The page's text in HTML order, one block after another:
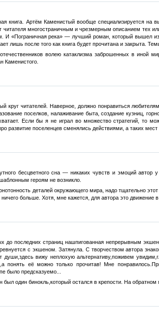
книга. Артём Каменистый вообще специализируется на
многостраничным и чрезмерным описанием тех
И «Пограничная река» — лучший роман, который вышел
лишь после того как книга будет прочитана и закрыта.
волею катаклизма заброшенных в
Каменистого.
круг читателей. Наверное, должно понравиться
поселков, налаживание быта, создание кузниц,
Если бы я не играл во множество стратегий, то
развитие поселенцев сменялись действиями, а таких мест
бесцветного сна — никаких чувств и эмоций
героям не возникло.
деталей окружающего мира, надо тщательно
больше. Хотя, мне кажется, для автора это движение
до последних страниц нашпигованная непрерывным
с экшеном. Затянула. С творчеством автора
вижу неплохую альтернативу,поживем
понять её можно только прочитав! Мне
было предсказуемо...
один бинокль,который остался в крепости. На